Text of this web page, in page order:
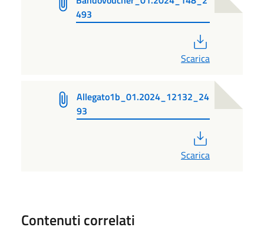
493
Scarica
Allegato1b_01.2024_12132_24
93
Scarica
Contenuti correlati